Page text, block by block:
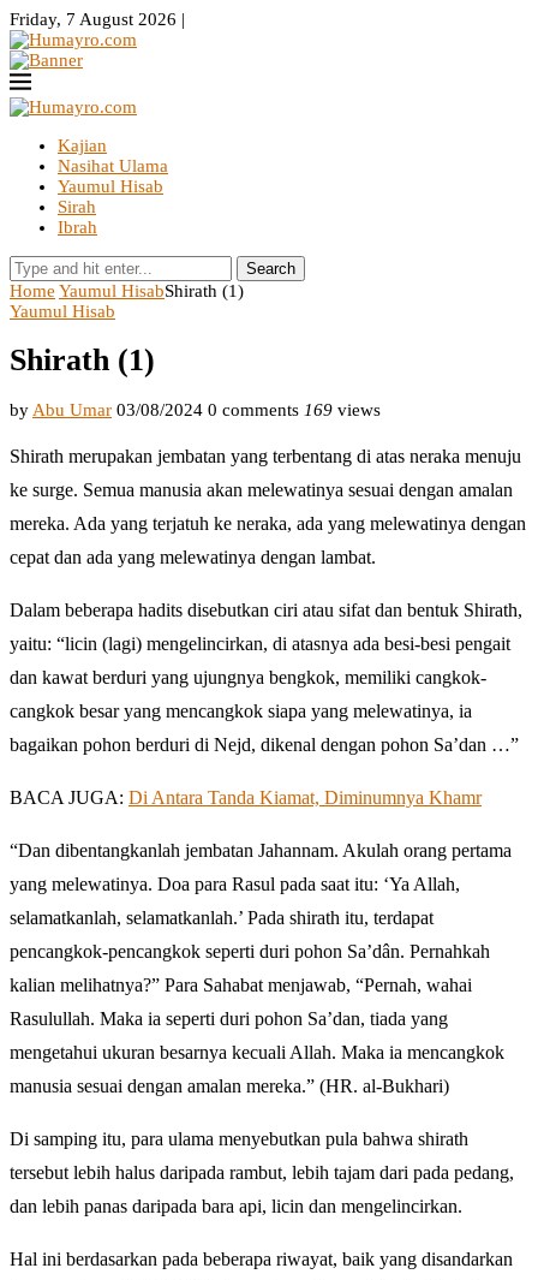
Friday, 7 August 2026 |
Kajian
Nasihat Ulama
Yaumul Hisab
Sirah
Ibrah
Search
Home Yaumul HisabShirath (1)
Yaumul Hisab
Shirath (1)
by Abu Umar 03/08/2024 0 comments 169 views
Shirath merupakan jembatan yang terbentang di atas neraka menuju
ke surge. Semua manusia akan melewatinya sesuai dengan amalan
mereka. Ada yang terjatuh ke neraka, ada yang melewatinya dengan
cepat dan ada yang melewatinya dengan lambat.
Dalam beberapa hadits disebutkan ciri atau sifat dan bentuk Shirath,
yaitu: “licin (lagi) mengelincirkan, di atasnya ada besi-besi pengait
dan kawat berduri yang ujungnya bengkok, memiliki cangkok-
cangkok besar yang mencangkok siapa yang melewatinya, ia
bagaikan pohon berduri di Nejd, dikenal dengan pohon Sa’dan …”
BACA JUGA: Di Antara Tanda Kiamat, Diminumnya Khamr
“Dan dibentangkanlah jembatan Jahannam. Akulah orang pertama
yang melewatinya. Doa para Rasul pada saat itu: ‘Ya Allah,
selamatkanlah, selamatkanlah.’ Pada shirath itu, terdapat
pencangkok-pencangkok seperti duri pohon Sa’dân. Pernahkah
kalian melihatnya?” Para Sahabat menjawab, “Pernah, wahai
Rasulullah. Maka ia seperti duri pohon Sa’dan, tiada yang
mengetahui ukuran besarnya kecuali Allah. Maka ia mencangkok
manusia sesuai dengan amalan mereka.” (HR. al-Bukhari)
Di samping itu, para ulama menyebutkan pula bahwa shirath
tersebut lebih halus daripada rambut, lebih tajam dari pada pedang,
dan lebih panas daripada bara api, licin dan mengelincirkan.
Hal ini berdasarkan pada beberapa riwayat, baik yang disandarkan